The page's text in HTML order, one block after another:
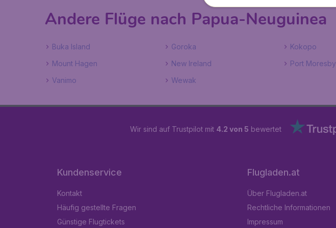
Andere Flüge nach Papua-Neuguinea
Buka Island Goroka Kokopo
Mount Hagen
New Ireland Port Moresby
Vanimo
Wewak
Wir sind auf Trustpilot mit 4.2 von 5 bewertet
Kundenservice
Kontakt
Häufig gestellte Fragen
Günstige Flugtickets
Flugladen.at
Über Flugladen.at
Rechtliche Informationen
Impressum